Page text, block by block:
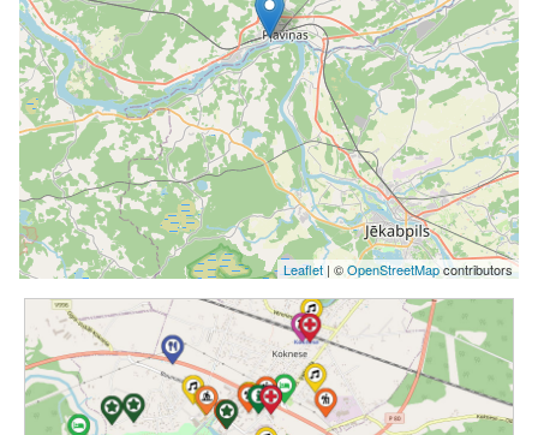
Leaflet | ©OpenStreetMapcontributors